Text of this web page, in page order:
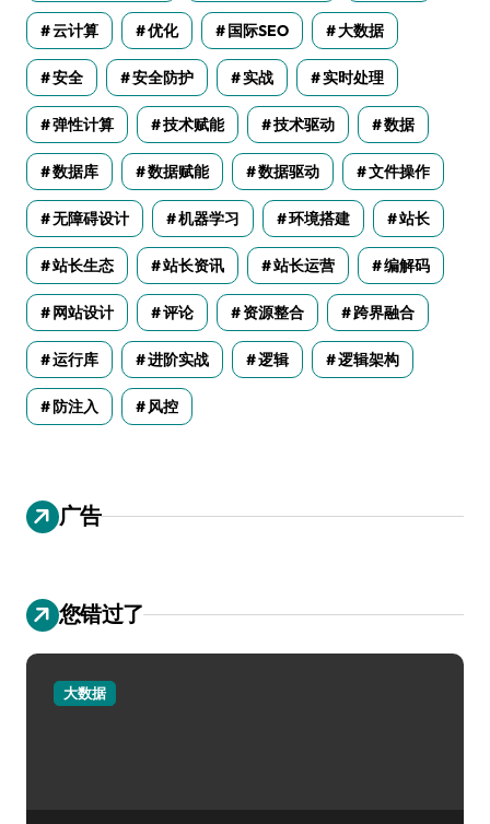
云计算 优化 国际SEO 大数据
安全 安全防护 实战 实时处理
弹性计算 技术赋能 技术驱动 数据
数据库 数据赋能 数据驱动 文件操作
无障碍设计 机器学习 环境搭建 站长
站长生态 站长资讯 站长运营 编解码
网站设计 评论 资源整合 跨界融合
运行库 进阶实战 逻辑 逻辑架构
防注入 风控
广告
您错过了
大数据